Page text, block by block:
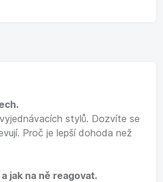
stylů. Dozvíte se
Proč je lepší dohoda než
jak na ně reagovat.